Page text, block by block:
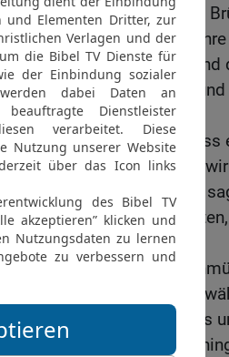
führende Männer unter den
23 Und sie sandten durch
Apostel und die Ältesten und
in Antiochia und in Syrien
ihren Gruß!
24 Da wir gehört haben,
sind, euch durch Reden
gemacht haben, indem sie
lassen und das Gesetz
hätten,
25 so haben wir, die wir
beschlossen, Männer zu
unseren geliebten Barnabas
26 Männern, die ihr Leben